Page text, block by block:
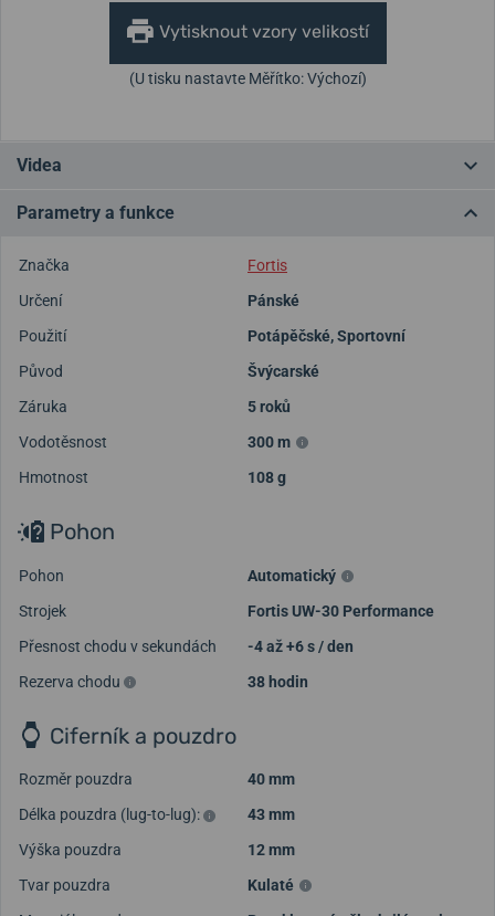
Vytisknout vzory velikostí
(U tisku nastavte Měřítko: Výchozí)
Videa
Načíst další videa
Parametry a funkce
Značka
Fortis
Určení
Pánské
Použití
Potápěčské,Sportovní
Původ
Švýcarské
Záruka
5 roků
Vodotěsnost
300 m
Hmotnost
108 g
Pohon
Pohon
Automatický
Strojek
Fortis UW-30 Performance
Přesnost chodu v sekundách
-4 až +6 s / den
Rezerva chodu
38 hodin
Ciferník a pouzdro
Rozměr pouzdra
40 mm
Délka pouzdra (lug-to-lug):
43 mm
Výška pouzdra
12 mm
Tvar pouzdra
Kulaté